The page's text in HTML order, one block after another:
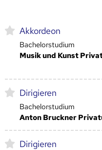
Akkordeon
Bachelorstudium
Musik und Kunst
Dirigieren
Bachelorstudium
Anton Bruckner
Dirigieren